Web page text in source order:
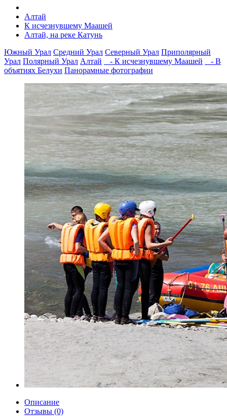
Алтай
К исчезнувшему Маашей
Алтай, на реке Катунь
Южный Урал Средний Урал Северный Урал Приполярный
Урал Полярный Урал Алтай - К исчезнувшему Маашей
- В
объятиях Белухи Панорамные фотографии
Описание
Отзывы (0)